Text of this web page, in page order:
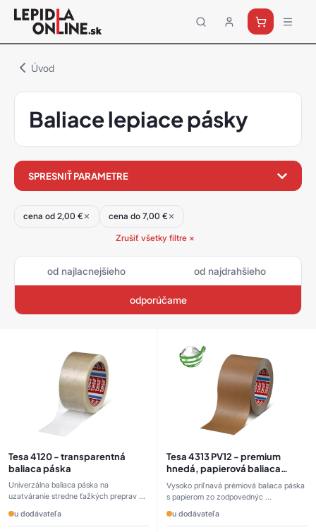
Priemyselné
lepidlá
Loctite
Úvod
Baliace lepiace pásky
filter
SPRESNIŤ PARAMETRE
cena od 2,00 € cena do 7,00 €
Zrušiť všetky filtre ×
odporúčame
od najlacnejšieho od najdrahšieho
Tesa 4120 - transparentná
baliaca páska
Univerzálna baliaca páska na
uzatváranie stredne ťažkých preprav ...
u dodávateľa
Tesa 4313 PV12 - premium
hnedá, papierová baliaca
páska
Vysoko priľnavá prémiová baliaca páska
s papierom zo zodpovednýc ...
u dodávateľa